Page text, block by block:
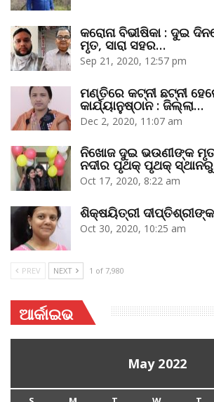
କରୋନା ବିଭୀଷିକା : ଦୁଇ
ମୃତ, ସାରା ସହର…
Sep 21, 2020, 12:57 pm
ମଣ୍ତିରେ କଟ୍‌ନୀ ଛଟ୍‌ନୀ
କାର୍ଯ୍ୟାନୁଷ୍ଠାନ : ଜିଲ୍ଲା…
Dec 2, 2020, 11:07 am
ନିଖୋଜ ଦୁଇ ଭଉଣୀଙ୍କ
ନଦୀର ପୃଥକ୍‌ ପୃଥକ୍‌
Oct 17, 2020, 8:22 am
ଶିକ୍ଷୟିତ୍ରୀ
Oct 30, 2020, 10:25 am
PREV NEXT 1 of 7,980
ଆର୍କାଇଭ
May 2022